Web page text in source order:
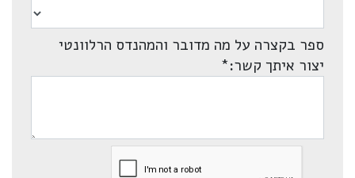
ספר בקצרה על מה מדובר והמהנדס הרלוונטי
יצור איתך קשר:*